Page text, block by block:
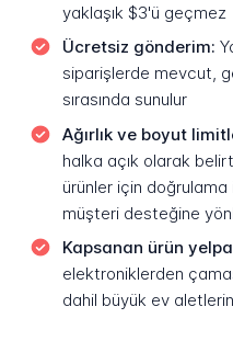
yaklaşık $3'ü geçmez
Ücretsiz gönderim:
siparişlerde mevcut,
sırasında sunulur
Ağırlık ve boyut
halka açık olarak
ürünler için doğrulama
müşteri desteğine
Kapsanan ürün
elektroniklerden
dahil büyük ev